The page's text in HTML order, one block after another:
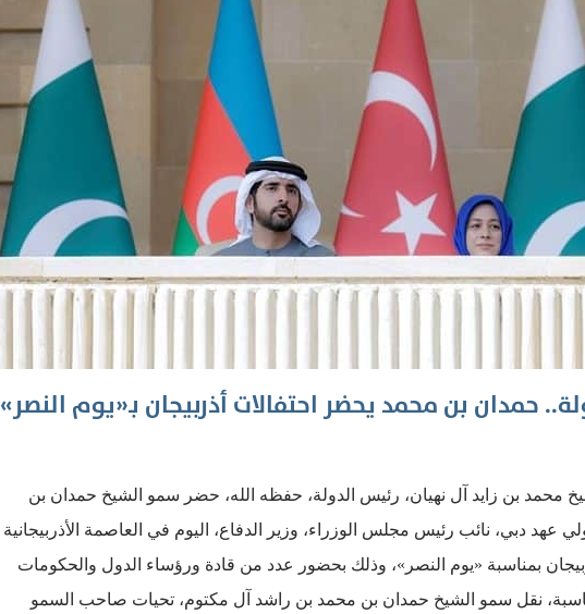
حمدان بن محمد يحضر احتفالات أذربيجان بـ«يوم النصر»
محمد بن زايد آل نهيان، رئيس الدولة، حفظه الله، حضر سمو الشيخ حمدان بن
عهد دبي، نائب رئيس مجلس الوزراء، وزير الدفاع، اليوم في العاصمة الأذربيجانية
بمناسبة «يوم النصر»، وذلك بحضور عدد من قادة ورؤساء الدول والحكومات
نقل سمو الشيخ حمدان بن محمد بن راشد آل مكتوم، تحيات صاحب السمو